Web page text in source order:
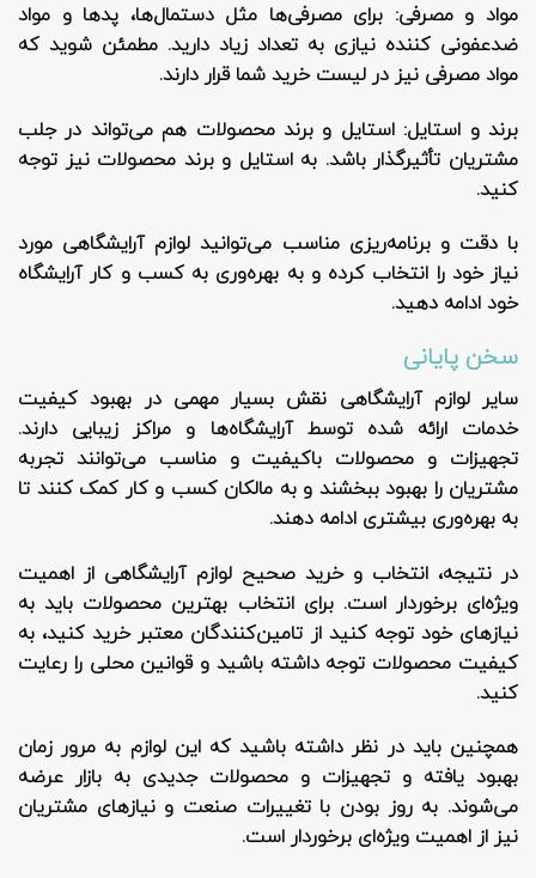
مواد و مصرفی: برای مصرفی‌ها مثل دستمال‌ها، پد‌ها و مواد
ضدعفونی کننده نیازی به تعداد زیاد دارید. مطمئن شوید که
مواد مصرفی نیز در لیست خرید شما قرار دارند.
برند و استایل: استایل و برند محصولات هم می‌تواند در جلب
مشتریان تأثیرگذار باشد. به استایل و برند محصولات نیز توجه
کنید.
با دقت و برنامه‌ریزی مناسب می‌توانید لوازم آرایشگاهی مورد
نیاز خود را انتخاب کرده و به بهره‌وری به کسب و کار آرایشگاه
خود ادامه دهید.
سخن پایانی
سایر لوازم آرایشگاهی نقش بسیار مهمی در بهبود کیفیت
خدمات ارائه شده توسط آرایشگاه‌ها و مراکز زیبایی دارند.
تجهیزات و محصولات باکیفیت و مناسب می‌توانند تجربه
مشتریان را بهبود ببخشند و به مالکان کسب و کار کمک کنند تا
به بهره‌وری بیشتری ادامه دهند.
در نتیجه، انتخاب و خرید صحیح لوازم آرایشگاهی از اهمیت
ویژه‌ای برخوردار است. برای انتخاب بهترین محصولات باید به
نیازهای خود توجه کنید از تامین‌کنندگان معتبر خرید کنید، به
کیفیت محصولات توجه داشته باشید و قوانین محلی را رعایت
کنید.
همچنین باید در نظر داشته باشید که این لوازم به مرور زمان
بهبود یافته و تجهیزات و محصولات جدیدی به بازار عرضه
می‌شوند. به روز بودن با تغییرات صنعت و نیازهای مشتریان
نیز از اهمیت ویژه‌ای برخوردار است.